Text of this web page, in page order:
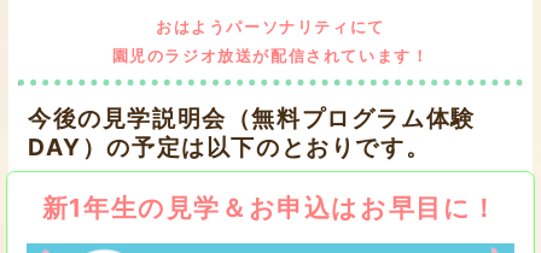
おはようパーソナリティにて
園児のラジオ放送が配信されています！
今後の見学説明会（無料プログラム体験
DAY）の予定は以下のとおりです。
新1年生の見学＆お申込はお早目に！